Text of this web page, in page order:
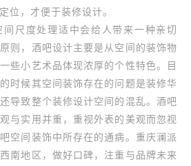
位，才便于装修设计。
度处理适中会给人带来一种亲切
则，酒吧设计主要是从空间的装饰物
些小艺术品体现浓厚的个性特色。目
时候其空间装饰存在的问题是装修华
导致整个装修设计空间的混乱。酒吧
与实用并重，重视外表的美观而忽视
空间装饰中所存在的通病。重庆澜派
南地区，做好口碑，注重与品牌未来